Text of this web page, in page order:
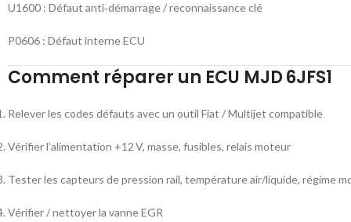
U1600 : Défaut anti‑démarrage / reconnaissance clé
P0606 : Défaut interne ECU
Comment réparer un ECU MJD 6JFS1
Relever les codes défauts avec un outil Fiat / Multijet compatible
Vérifier l’alimentation +12 V, masse, fusibles, relais moteur
Tester les capteurs de pression rail, température air/liquide, régime
Vérifier / nettoyer la vanne EGR